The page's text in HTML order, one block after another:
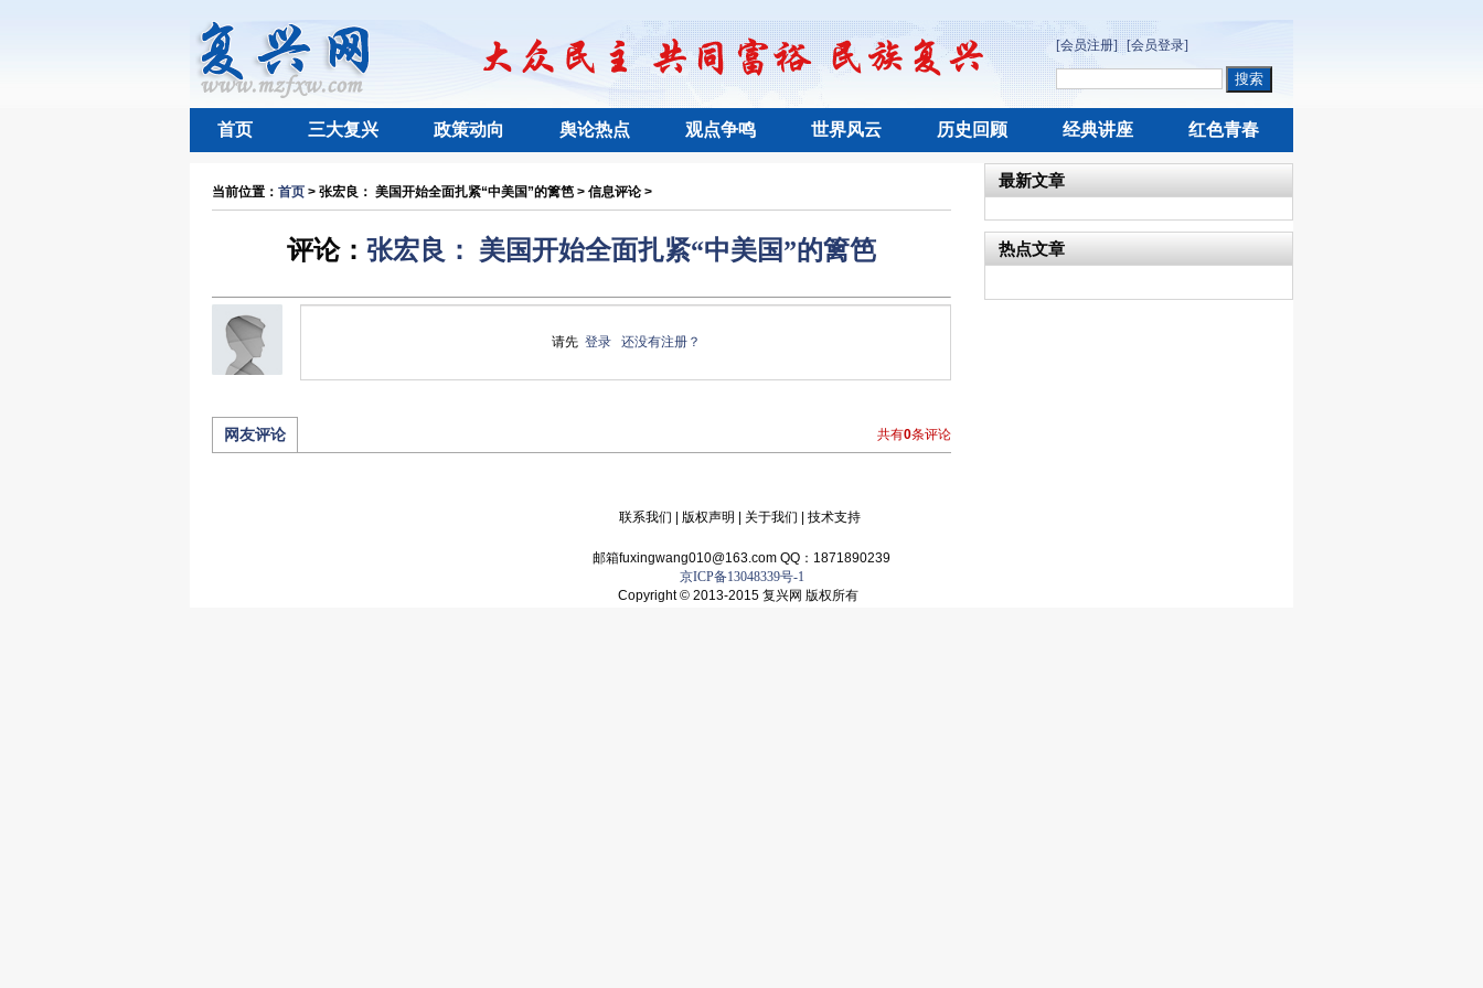
[会员注册] [会员登录]
首页 三大复兴 政策动向 舆论热点 观点争鸣 世界风云 历史回顾 经典讲座 红色青春
当前位置： 首页 > 张宏良： 美国开始全面扎紧“中美国”的篱笆 > 信息评论 >
评论： 张宏良： 美国开始全面扎紧“中美国”的篱笆
请先 登录 还没有注册？
网友评论 共有0条评论
最新文章
热点文章
联系我们 版权声明 关于我们 技术支持
邮箱fuxingwang010@163.com QQ：1871890239
京ICP备13048339号-1
Copyright © 2013-2015 复兴网 版权所有